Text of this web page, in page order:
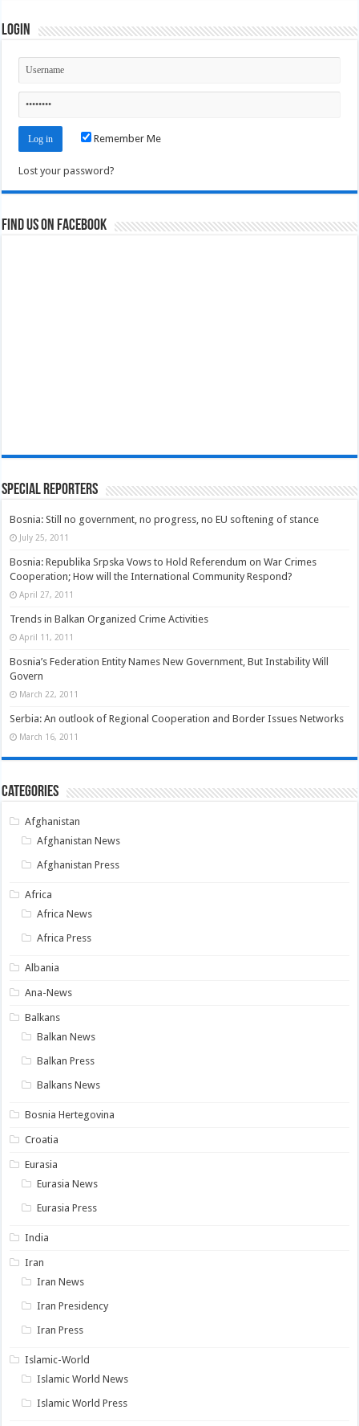
Login
Remember Me
Lost your password?
Find us on Facebook
Special Reporters
Bosnia: Still no government, no progress, no EU softening of stance
July 25, 2011
Bosnia: Republika Srpska Vows to Hold Referendum on War Crimes
Cooperation; How will the International Community Respond?
April 27, 2011
Trends in Balkan Organized Crime Activities
April 11, 2011
Bosnia’s Federation Entity Names New Government, But Instability Will
Govern
March 22, 2011
Serbia: An outlook of Regional Cooperation and Border Issues Networks
March 16, 2011
Categories
Afghanistan
Afghanistan News
Afghanistan Press
Africa
Africa News
Africa Press
Albania
Ana-News
Balkans
Balkan News
Balkan Press
Balkans News
Bosnia Hertegovina
Croatia
Eurasia
Eurasia News
Eurasia Press
India
Iran
Iran News
Iran Presidency
Iran Press
Islamic-World
Islamic World News
Islamic World Press